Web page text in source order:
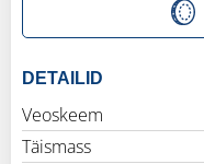
DETAILID
Veoskeem
Täismass